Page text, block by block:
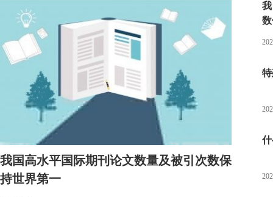
我国高水平国际期刊论文数量及被引次数保
持世界第一